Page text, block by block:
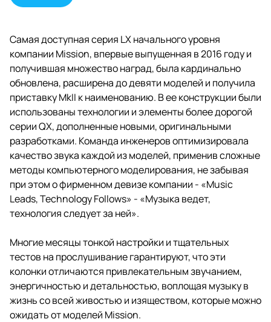
Самая доступная серия LX начального уровня
компании Mission, впервые выпущенная в 2016 году и
получившая множество наград, была кардинально
обновлена, расширена до девяти моделей и получила
приставку MkII к наименованию. В ее конструкции были
использованы технологии и элементы более дорогой
серии QX, дополненные новыми, оригинальными
разработками. Команда инженеров оптимизировала
качество звука каждой из моделей, применив сложные
методы компьютерного моделирования, не забывая
при этом о фирменном девизе компании - «Music
Leads, Technology Follows» - «Музыка ведет,
технология следует за ней».
Многие месяцы тонкой настройки и тщательных
тестов на прослушивание гарантируют, что эти
колонки отличаются привлекательным звучанием,
энергичностью и детальностью, воплощая музыку в
жизнь со всей живостью и изяществом, которые можно
ожидать от моделей Mission.